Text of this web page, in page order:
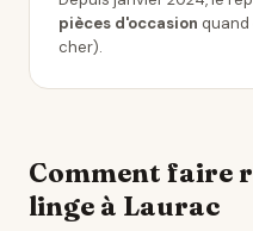
pièces d'occasion quand
cher).
Comment faire
linge à Laurac